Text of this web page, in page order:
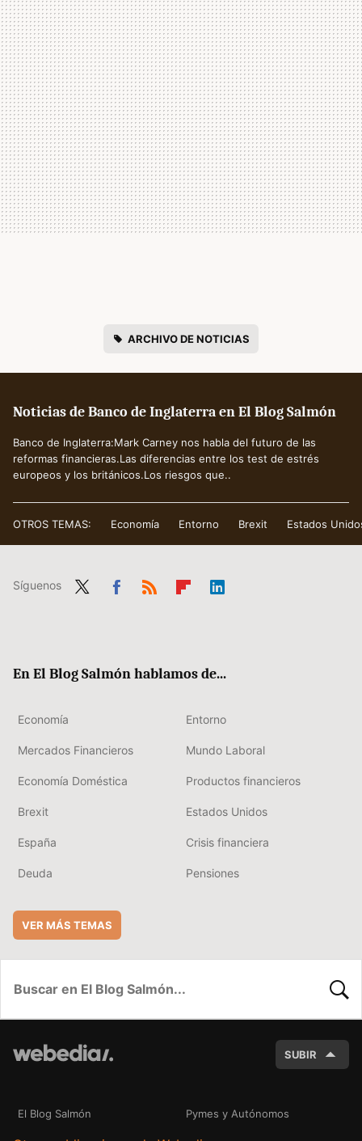
ARCHIVO DE NOTICIAS
Noticias de Banco de Inglaterra en El Blog Salmón
Banco de Inglaterra:Mark Carney nos habla del futuro de las
reformas financieras.Las diferencias entre los test de estrés
europeos y los británicos.Los riesgos que..
OTROS TEMAS: Economía Entorno Brexit Estados
Síguenos
En El Blog Salmón hablamos de...
Economía Entorno
Mercados Financieros Mundo Laboral
Economía Doméstica Productos financieros
Brexit Estados Unidos
España Crisis financiera
Deuda Pensiones
VER MÁS TEMAS
SUBIR
El Blog Salmón Pymes y Autónomos